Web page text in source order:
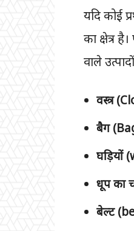
यदि कोई
का क्षेत्र
वाले
वस्त्र
बैग
घड़ियों
धूप का
बेल्ट